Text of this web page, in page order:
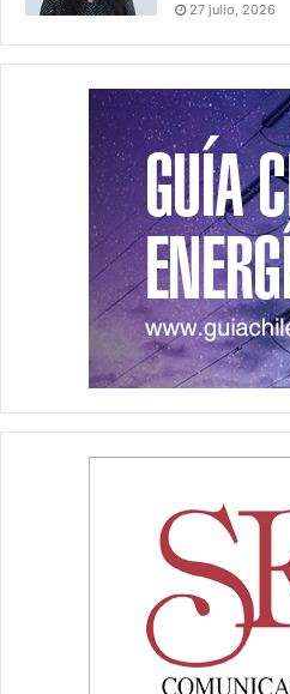
27 julio, 2026